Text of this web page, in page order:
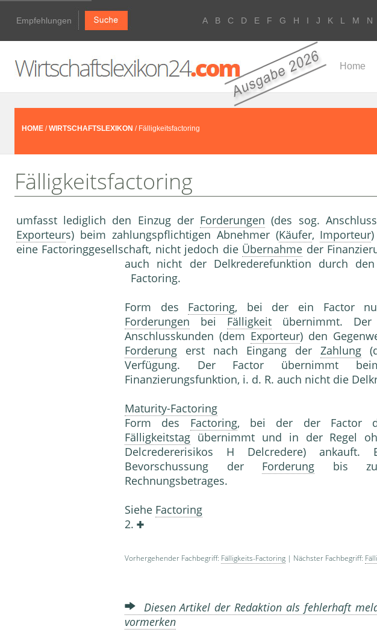
Empfehlungen A B C D E F G H I J K L M N
Home
HOME /WIRTSCHAFTSLEXIKON / Fälligkeitsfactoring
Fälligkeitsfactoring
umfasst lediglich den Einzug der Forderungen (des sog.
Exporteurs) beim zahlungspflichtigen Abnehmer (Käufer, Importeur
eine Factoringgesell­schaft, nicht jedoch die Übernahme der
auch nicht der Delkredere­funktion durch
Factoring.
Form des Factoring, bei der ein Factor
Forderungen bei Fälligkeit übernimmt.
Anschlusskunden (dem Exporteur) den
Forderung erst nach Eingang der Zahlung
Verfügung. Der Factor übernimmt
Finanzierungsfunktion, i. d. R. auch nicht die
Maturity-Factoring
Form des Factoring, bei der der Factor
Fälligkeitstag übernimmt und in der Regel
Delcredererisikos H Delcredere)
Bevorschussung der Forderung bis
Rechnungsbetrages.
Siehe Factoring
2.
Vorhergehender Fachbegriff: Fälligkeits-Factoring | Nächster Fachbegriff:
Diesen Artikel der Redaktion als fehlerhaft
vormerken